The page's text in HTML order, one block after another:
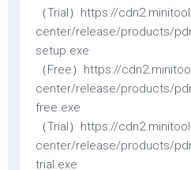
（Trial）https://
center/release/products/
setup.exe
（Free）https://
center/release/products/
free.exe
（Trial）https://
center/release/products/
trial.exe